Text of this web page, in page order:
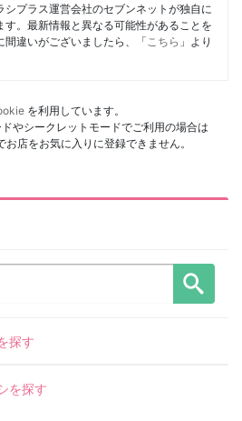
シプラス運営会社のセブンネットが独自に
。最新情報と異なる可能性があることを
間違いがございましたら、「 こちら 」より
を利用しています。
やシークレットモードでご利用の場合は
店をお気に入りに登録できません。
探す
を探す